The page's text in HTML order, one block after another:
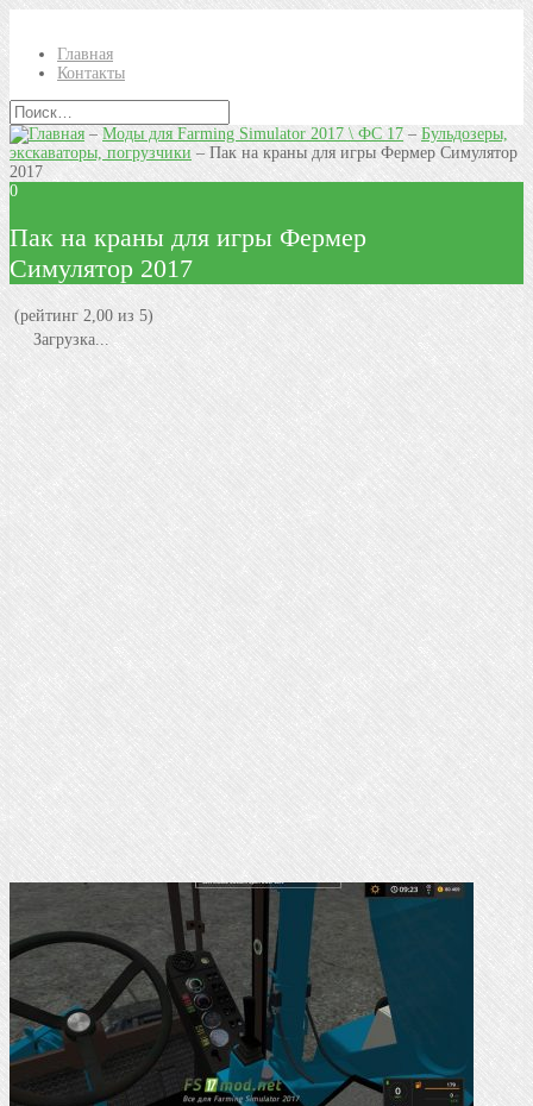
Главная
Контакты
–Моды для Farming Simulator 2017 \ ФС 17– Бульдозеры,
экскаваторы, погрузчики – Пак на краны для игры Фермер Симулятор
2017
0
Пак на краны для игры Фермер
Симулятор 2017
(рейтинг 2,00 из 5)
Загрузка...